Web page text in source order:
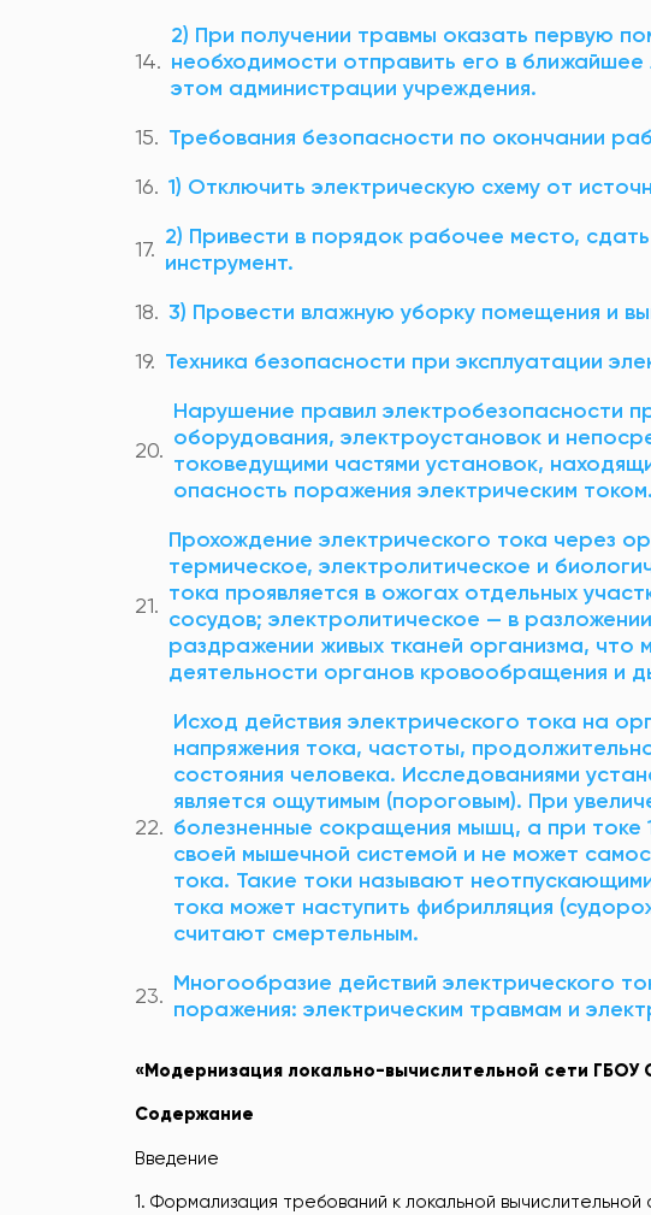
2) При получении травмы оказать первую
необходимости отправить его в
этом администрации учреждения.
Требования безопасности по окончании
1) Отключить электрическую схему от
2) Привести в порядок рабочее место,
инструмент.
3) Провести влажную уборку помещения и
Техника безопасности при эксплуатации
Нарушение правил электробезопасности
оборудования, электроустановок и
токоведущими частями установок,
опасность поражения электрическим током.
Прохождение электрического тока через
термическое, электролитическое и
тока проявляется в ожогах отдельных
сосудов; электролитическое — в
раздражении живых тканей организма,
деятельности органов кровообращения и
Исход действия электрического тока на
напряжения тока, частоты,
состояния человека. Исследованиями
является ощутимым (пороговым). При
болезненные сокращения мышц, а при токе
своей мышечной системой и не может
тока. Такие токи называют
тока может наступить фибрилляция
считают смертельным.
Многообразие действий электрического
поражения: электрическим травмам и
«Модернизация локально-вычислительной сети ГБОУ
Содержание
Введение
1. Формализация требований к локальной